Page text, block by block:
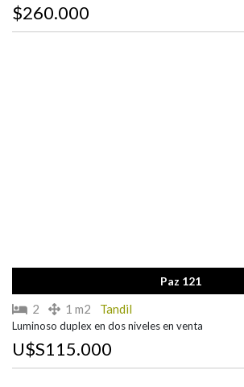
$260.000
Paz 121
2 1 m2 Tandil
Luminoso duplex en dos niveles en venta
U$S115.000